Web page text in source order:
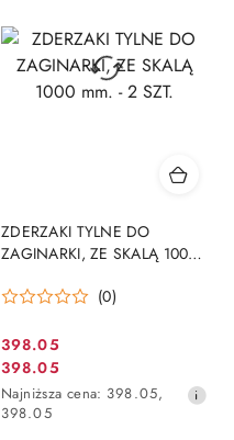
ZDERZAKI TYLNE DO
ZAGINARKI, ZE SKALĄ 1000
(0)
Cena
promocyjna:
398.05
Cena
promocyjna:
398.05
Najniższa
cena
Najniższa cena: 398.05,
398.05